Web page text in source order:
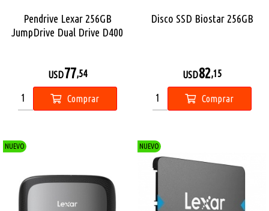
Pendrive Lexar 256GB
JumpDrive Dual Drive D400
USD77,54
Comprar
Disco SSD Biostar 256GB
USD82,15
Comprar
NUEVO NUEVO